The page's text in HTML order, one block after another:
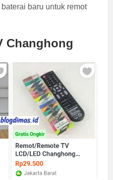
baru untuk remot
Changhong